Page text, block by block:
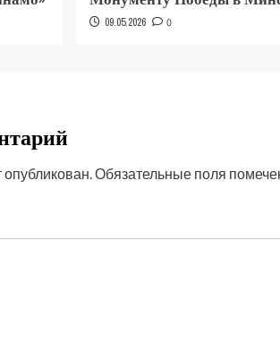
09.05.2026 0
Обязательные поля